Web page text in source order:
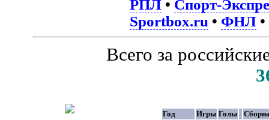
РПЛ• Спорт-
Sportbox.ru • ФНЛ•
Всего за
Год Игры Голы